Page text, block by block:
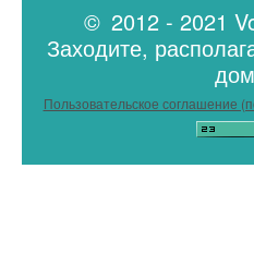
© 2012 - 2021
Заходите,
Пользовательское соглашение